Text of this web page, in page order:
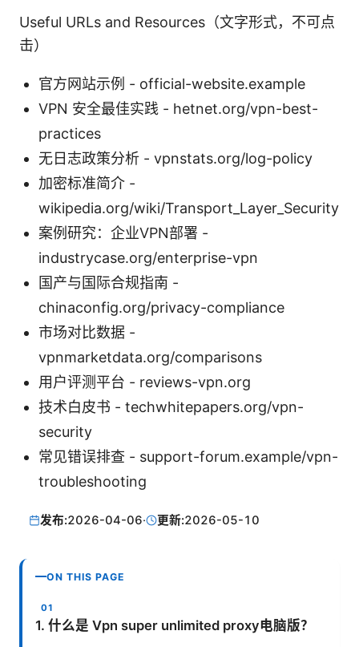
Useful URLs and Resources（文字形式，不可点
击）
官方网站示例 - official-website.example
VPN 安全最佳实践 - hetnet.org/vpn-best-
practices
无日志政策分析 - vpnstats.org/log-policy
加密标准简介 -
wikipedia.org/wiki/Transport_Layer_Security
案例研究：企业VPN部署 -
industrycase.org/enterprise-vpn
国产与国际合规指南 -
chinaconfig.org/privacy-compliance
市场对比数据 -
vpnmarketdata.org/comparisons
用户评测平台 - reviews-vpn.org
技术白皮书 - techwhitepapers.org/vpn-
security
常见错误排查 - support-forum.example/vpn-
troubleshooting
发布:2026-04-06· 更新:2026-05-10
ON THIS PAGE
1. 什么是 Vpn super unlimited proxy电脑版？